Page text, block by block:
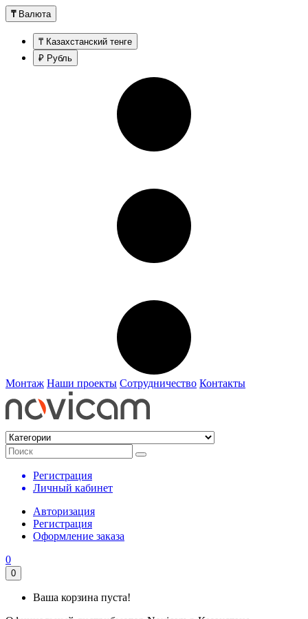
₸ Валюта
₸ Казахстанский тенге
₽ Рубль
Монтаж Наши проекты Сотрудничество Контакты
Регистрация
Личный кабинет
Авторизация
Регистрация
Оформление заказа
0
0
Ваша корзина пуста!